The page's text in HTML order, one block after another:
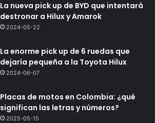
La nueva pick up de BYD que intentará
destronar a Hilux y Amarok
2024-05-22
La enorme pick up de 6 ruedas que
dejaría pequeña a la Toyota Hilux
2024-06-07
Placas de motos en Colombia: ¿qué
significan las letras y números?
2025-05-15